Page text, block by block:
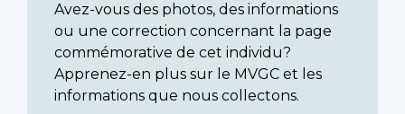
Avez-vous des photos, des informations
ou une correction concernant la page
commémorative de cet individu?
Apprenez-en plus sur le MVGC et les
informations que nous collectons.